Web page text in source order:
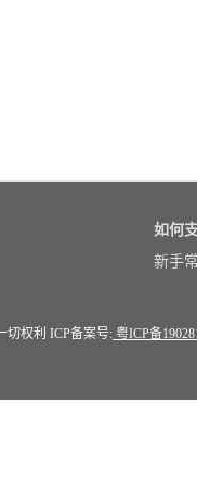
如何
新手
切权利 ICP备案号: 粤ICP备